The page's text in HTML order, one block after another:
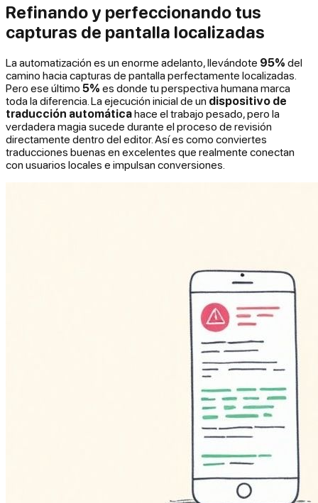
Refinando y perfeccionando tus
capturas de pantalla localizadas
La automatización es un enorme adelanto, llevándote 95% del
camino hacia capturas de pantalla perfectamente localizadas.
Pero ese último 5% es donde tu perspectiva humana marca
toda la diferencia. La ejecución inicial de un dispositivo de
traducción automáticahace el trabajo pesado, pero la
verdadera magia sucede durante el proceso de revisión
directamente dentro del editor. Así es como conviertes
traducciones buenas en excelentes que realmente conectan
con usuarios locales e impulsan conversiones.